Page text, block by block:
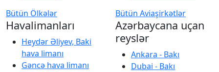
Bütün Ölkələr
Bütün Aviaşirkətlər
Havalimanları
Heydər Əliyev, Baki
hava limanı
Gəncə hava limanı
Azərbaycana uçan
reyslər
Ankara - Bakı
Dubai - Bakı